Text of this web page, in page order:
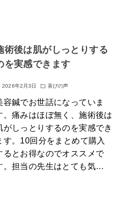
術後は肌がしっとりする
を実感できます
2026年2月3日 喜びの声
容鍼でお世話になっていま
。痛みはほぼ無く、施術後は
がしっとりするのを実感でき
す。10回分をまとめて購入
るとお得なのでオススメで
。担当の先生はとても気…